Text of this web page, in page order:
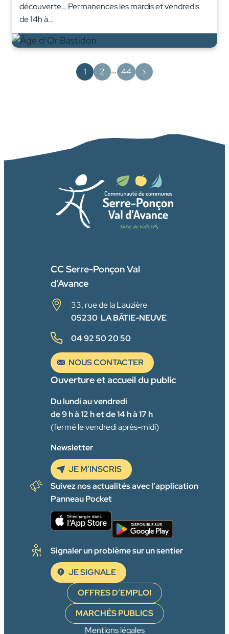
découverte… Permanences les mardis et vendredis
de 14h à…
1 2 … 44 ›
CC Serre-Ponçon Val
d’Avance
33, rue de la Lauzière
05230 LA BÂTIE-NEUVE
04 92 50 20 50
NOUS CONTACTER
Ouverture et accueil du public
Du lundi au vendredi
de 9 h à 12 h et de 14 h à 17 h
(fermé le vendredi après-midi)
Newsletter
JE M’INSCRIS
Suivez nos actualités avec l’application
Panneau Pocket
Signaler un problème sur un sentier
JE SIGNALE
OFFRES D’EMPLOI
MARCHÉS PUBLICS
Mentions légales